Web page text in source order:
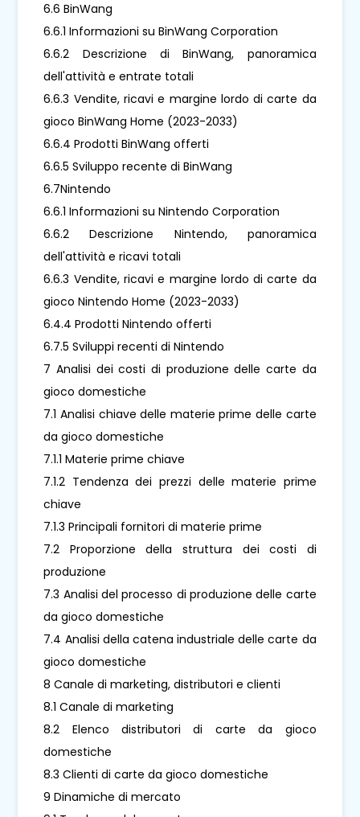
6.6 BinWang
6.6.1 Informazioni su BinWang Corporation
6.6.2 Descrizione di BinWang, panoramica
dell'attività e entrate totali
6.6.3 Vendite, ricavi e margine lordo di carte da
gioco BinWang Home (2023-2033)
6.6.4 Prodotti BinWang offerti
6.6.5 Sviluppo recente di BinWang
6.7Nintendo
6.6.1 Informazioni su Nintendo Corporation
6.6.2 Descrizione Nintendo, panoramica
dell'attività e ricavi totali
6.6.3 Vendite, ricavi e margine lordo di carte da
gioco Nintendo Home (2023-2033)
6.4.4 Prodotti Nintendo offerti
6.7.5 Sviluppi recenti di Nintendo
7 Analisi dei costi di produzione delle carte da
gioco domestiche
7.1 Analisi chiave delle materie prime delle carte
da gioco domestiche
7.1.1 Materie prime chiave
7.1.2 Tendenza dei prezzi delle materie prime
chiave
7.1.3 Principali fornitori di materie prime
7.2 Proporzione della struttura dei costi di
produzione
7.3 Analisi del processo di produzione delle carte
da gioco domestiche
7.4 Analisi della catena industriale delle carte da
gioco domestiche
8 Canale di marketing, distributori e clienti
8.1 Canale di marketing
8.2 Elenco distributori di carte da gioco
domestiche
8.3 Clienti di carte da gioco domestiche
9 Dinamiche di mercato